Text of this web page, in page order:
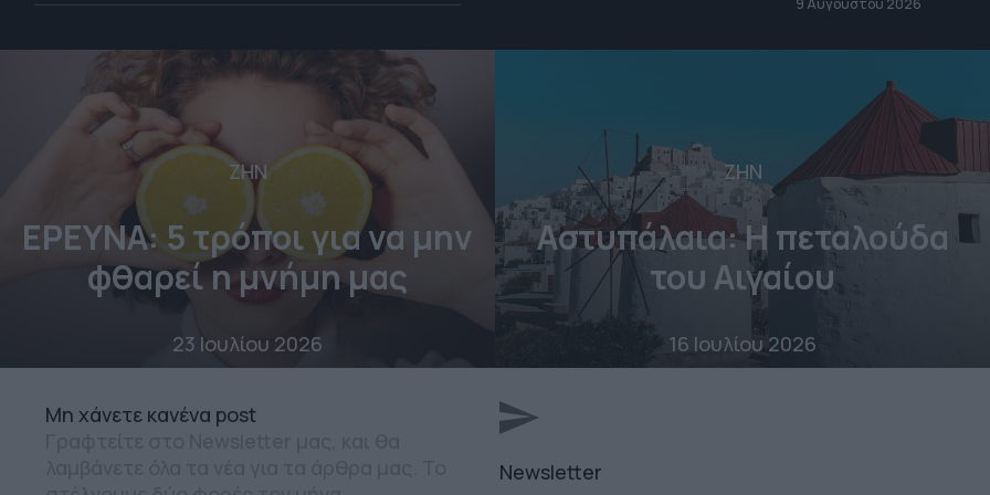
9 Αυγούστου 2026
ΖΗΝ
ΕΡΕΥΝΑ: 5 τρόποι για να μην
φθαρεί η μνήμη μας
23 Ιουλίου 2026
ΖΗΝ
Αστυπάλαια: Η πεταλούδα
του Αιγαίου
16 Ιουλίου 2026
Mη χάνετε κανένα post
Newsletter